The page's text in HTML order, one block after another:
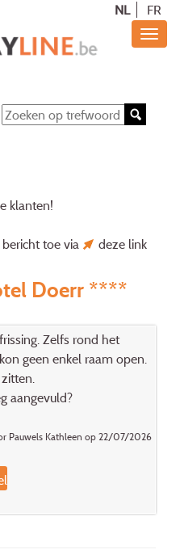
NL FR
klanten!
toe via deze link
Doerr ****
Zelfs rond het
geen enkel raam open.
aangevuld?
Pauwels Kathleen op 22/07/2026